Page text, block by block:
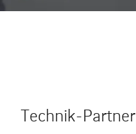
Technik-Partner